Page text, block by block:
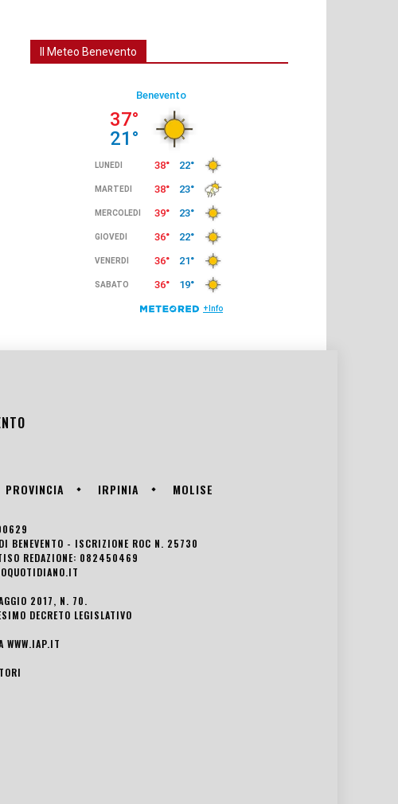
Il Meteo Benevento
PROVINCIA IRPINIA MOLISE
BENEVENTO - ISCRIZIONE ROC N. 25730
TISO REDAZIONE: 082450469
2017, N. 70.
DECRETO LEGISLATIVO
WWW.IAP.IT